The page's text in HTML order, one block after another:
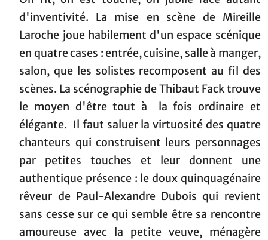
d'inventivité. La mise en scène de Mireille
Laroche joue habilement d'un espace scénique
en quatre cases : entrée, cuisine, salle à manger,
salon, que les solistes recomposent au fil des
scènes. La scénographie de Thibaut Fack trouve
le moyen d'être tout à la fois ordinaire et
élégante. Il faut saluer la virtuosité des quatre
chanteurs qui construisent leurs personnages
par petites touches et leur donnent une
authentique présence : le doux quinquagénaire
rêveur de Paul-Alexandre Dubois qui revient
sans cesse sur ce qui semble être sa rencontre
amoureuse avec la petite veuve, ménagère